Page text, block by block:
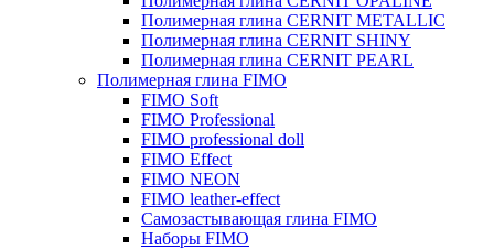
Полимерная глина CERNIT METALLIC
Полимерная глина CERNIT SHINY
Полимерная глина CERNIT PEARL
Полимерная глина FIMO
FIMO Soft
FIMO Professional
FIMO professional doll
FIMO Effect
FIMO NEON
FIMO leather-effect
Самозастывающая глина FIMO
Наборы FIMO